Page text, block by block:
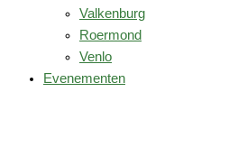
Valkenburg
Roermond
Venlo
Evenementen